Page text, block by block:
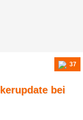
37
bei